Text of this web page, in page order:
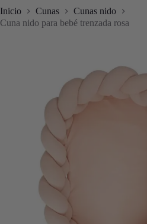
Inicio Cunas
Cunas nido
Cuna nido para bebé trenzada rosa